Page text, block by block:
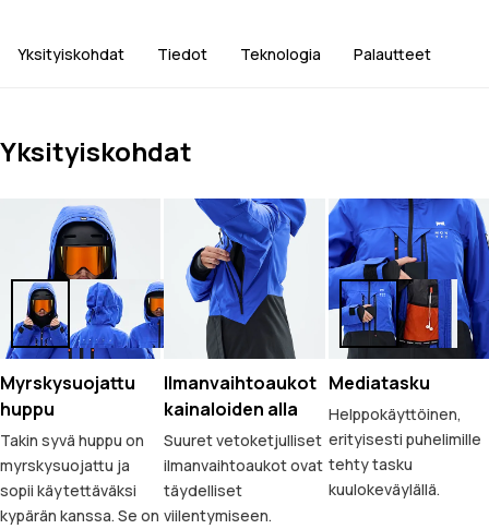
Yksityiskohdat Tiedot Teknologia Palautteet
Yksityiskohdat
Myrskysuojattu
huppu
Takin syvä huppu on
myrskysuojattu ja
sopii käytettäväksi
kypärän kanssa. Se on
Ilmanvaihtoaukot
kainaloiden alla
Suuret vetoketjulliset
ilmanvaihtoaukot ovat
täydelliset
viilentymiseen.
Mediatasku
Helppokäyttöinen,
erityisesti puhelimille
tehty tasku
kuulokeväylällä.